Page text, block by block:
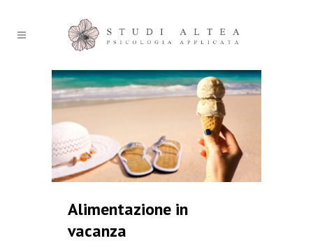
Alimentazione in
vacanza